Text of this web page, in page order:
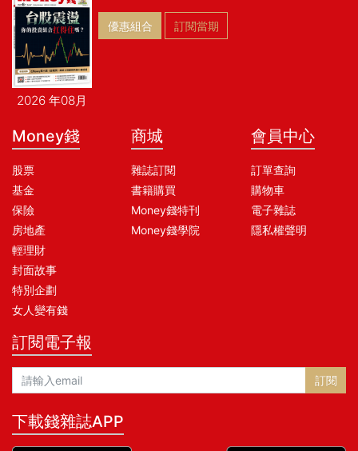
2026 年08月
優惠組合 訂閱當期
Money錢
股票
基金
保險
房地產
輕理財
封面故事
特別企劃
女人變有錢
商城
雜誌訂閱
書籍購買
Money錢特刊
Money錢學院
會員中心
訂單查詢
購物車
電子雜誌
隱私權聲明
訂閱電子報
訂閱
下載錢雜誌APP